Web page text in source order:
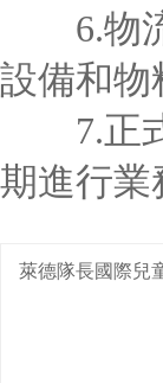
6.物流
設備和物
7.正式
期進行業
萊德隊長國際兒